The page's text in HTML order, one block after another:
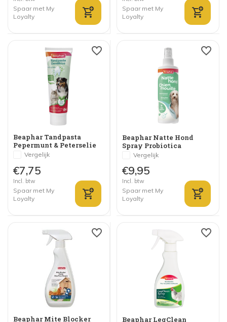
Spaar met My
Loyalty
Spaar met My
Loyalty
Beaphar Tandpasta
Pepermunt & Peterselie
Vergelijk
€7,75
Incl. btw
Spaar met My
Loyalty
Beaphar Natte Hond
Spray Probiotica
Vergelijk
€9,95
Incl. btw
Spaar met My
Loyalty
Beaphar Mite Blocker
Beaphar LegClean